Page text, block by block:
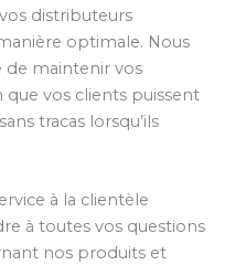
distributeurs
optimale. Nous
de maintenir vos
vos clients puissent
tracas lorsqu’ils
à la clientèle
à toutes vos questions
nos produits et